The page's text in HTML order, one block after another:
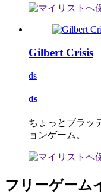
Gilbert Crisis
ds
ds
ちょっとブラッ
ョンゲーム。
フリーゲーム